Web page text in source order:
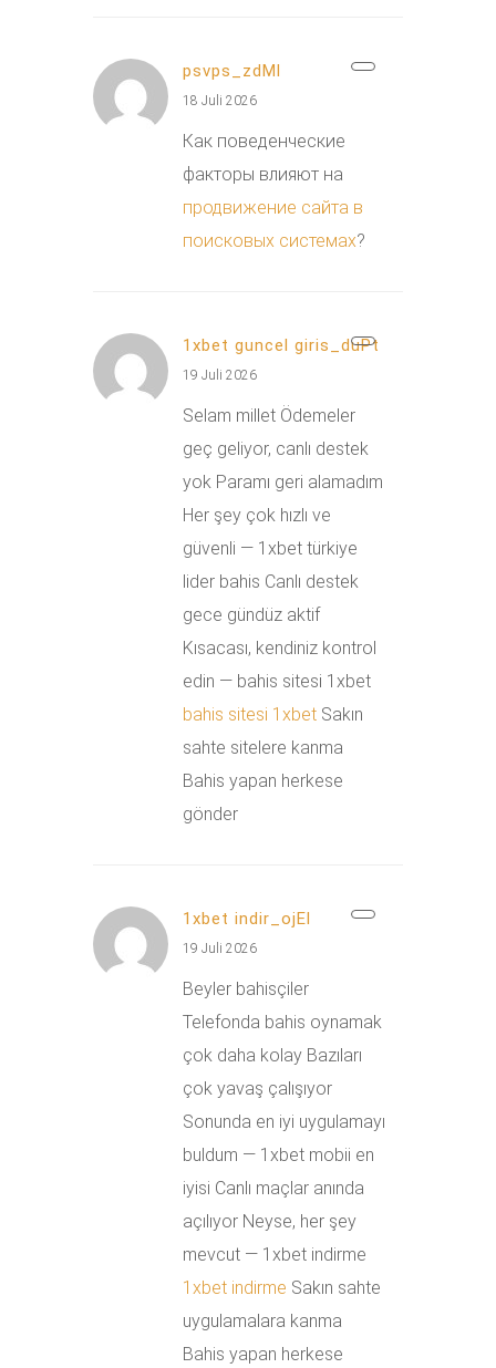
psvps_zdMl
18 Juli 2026
Как поведенческие
факторы влияют на
продвижение сайта в
поисковых системах?
1xbet guncel giris_duPt
19 Juli 2026
Selam millet Ödemeler
geç geliyor, canlı destek
yok Paramı geri alamadım
Her şey çok hızlı ve
güvenli — 1xbet türkiye
lider bahis Canlı destek
gece gündüz aktif
Kısacası, kendiniz kontrol
edin — bahis sitesi 1xbet
bahis sitesi 1xbet Sakın
sahte sitelere kanma
Bahis yapan herkese
gönder
1xbet indir_ojEl
19 Juli 2026
Beyler bahisçiler
Telefonda bahis oynamak
çok daha kolay Bazıları
çok yavaş çalışıyor
Sonunda en iyi uygulamayı
buldum — 1xbet mobii en
iyisi Canlı maçlar anında
açılıyor Neyse, her şey
mevcut — 1xbet indirme
1xbet indirme Sakın sahte
uygulamalara kanma
Bahis yapan herkese